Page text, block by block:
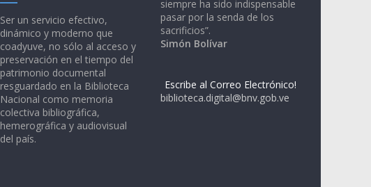
Ser un servicio efectivo,
dinámico y moderno que
coadyuve, no sólo al acceso y
preservación en el tiempo del
patrimonio documental
resguardado en la Biblioteca
Nacional como memoria
colectiva bibliográfica,
hemerográfica y audiovisual
del país.
siempre ha sido indispensable
pasar por la senda de los
sacrificios”.
Simón Bolívar
Escribe al Correo Electrónico!
biblioteca.digital@bnv.gob.ve